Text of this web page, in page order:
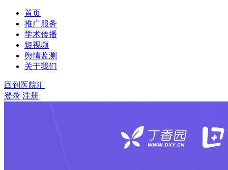
首页
推广服务
学术传播
短视频
舆情监测
关于我们
回到医院汇
登录 注册